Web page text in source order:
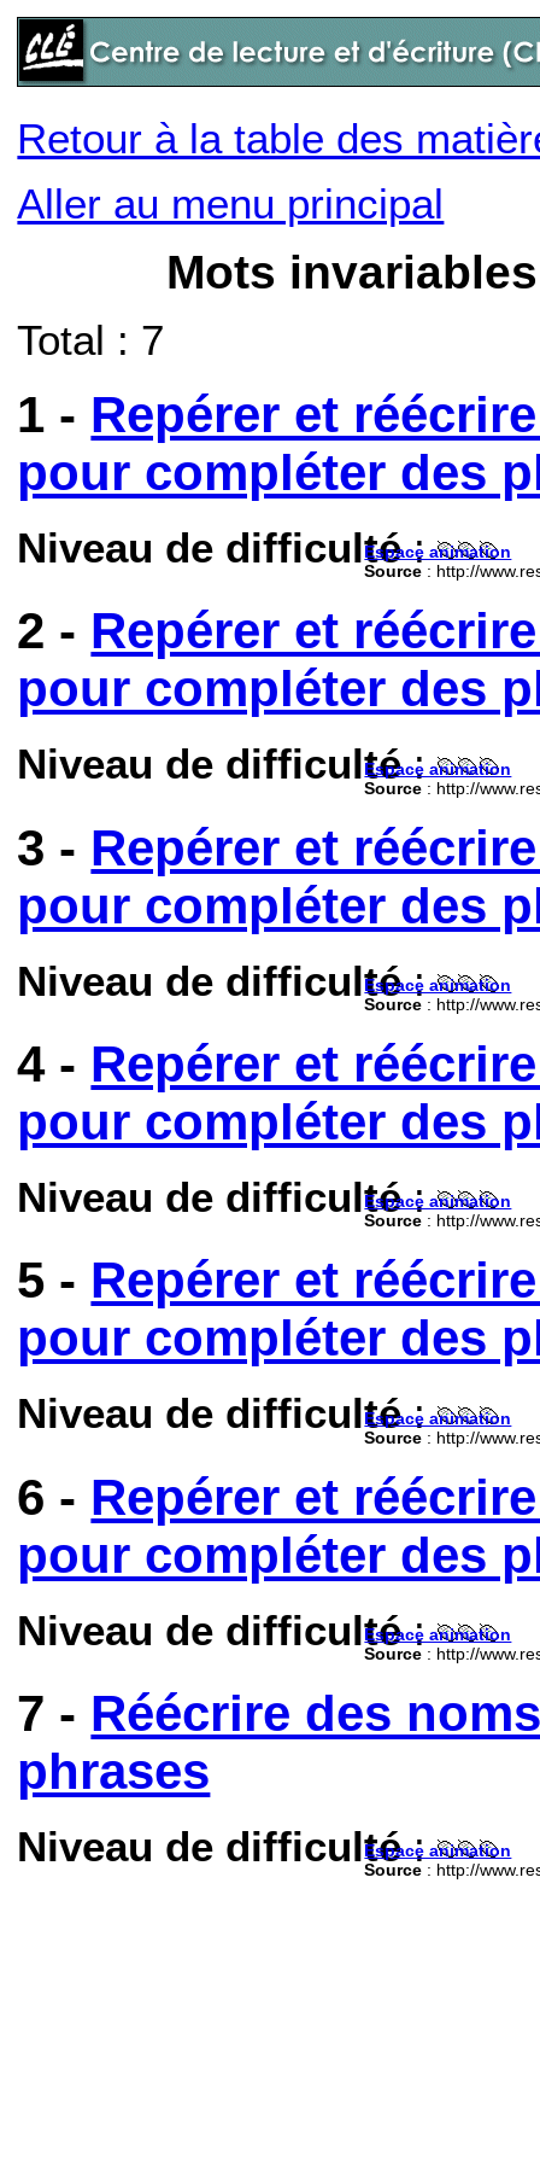
Retour à la table des
Aller au menu principal
Mots
Total : 7
1 - Repérer et
pour compléter des
Niveau de difficulté:
Espace animation
Source : http://
2 - Repérer et
pour compléter des
Niveau de difficulté:
Espace animation
Source : http://
3 - Repérer et
pour compléter des
Niveau de difficulté:
Espace animation
Source : http://
4 - Repérer et
pour compléter des
Niveau de difficulté:
Espace animation
Source : http://
5 - Repérer et
pour compléter des
Niveau de difficulté:
Espace animation
Source : http://
6 - Repérer et
pour compléter des
Niveau de difficulté:
Espace animation
Source : http://
7 - Réécrire des
phrases
Niveau de difficulté:
Espace animation
Source : http://